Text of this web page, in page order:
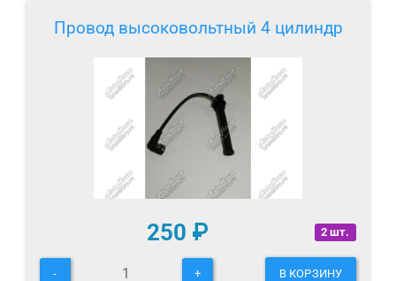
Провод высоковольтный 4 цилиндр
2 шт.
250 ₽
- + В КОРЗИНУ